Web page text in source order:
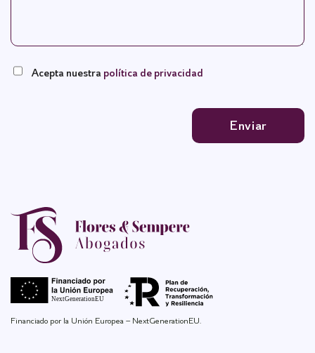
Acepta nuestrapolítica de privacidad
Financiado por la Unión Europea – NextGenerationEU.